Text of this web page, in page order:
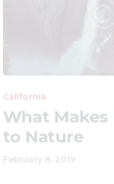
California
What Makes
to Nature
February 8, 2019